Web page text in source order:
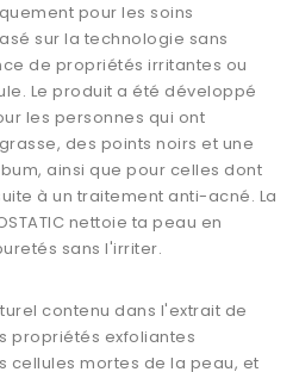
pour les soins
sur la technologie sans
de propriétés irritantes ou
Le produit a été développé
les personnes qui ont
des points noirs et une
ainsi que pour celles dont
à un traitement anti-acné. La
nettoie ta peau en
sans l'irriter.
contenu dans l'extrait de
propriétés exfoliantes
cellules mortes de la peau, et